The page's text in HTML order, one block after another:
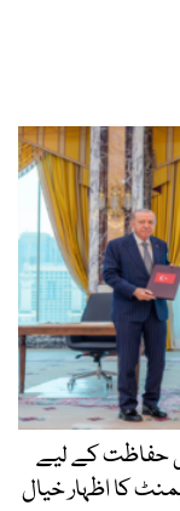
کی حفاظت کے لیے
کا اظہار خیال